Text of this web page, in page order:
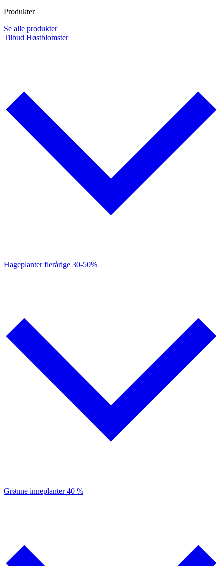
Produkter
Se alle produkter
Tilbud Høstblomster
Hageplanter flerårige 30-50%
Grønne inneplanter40 %